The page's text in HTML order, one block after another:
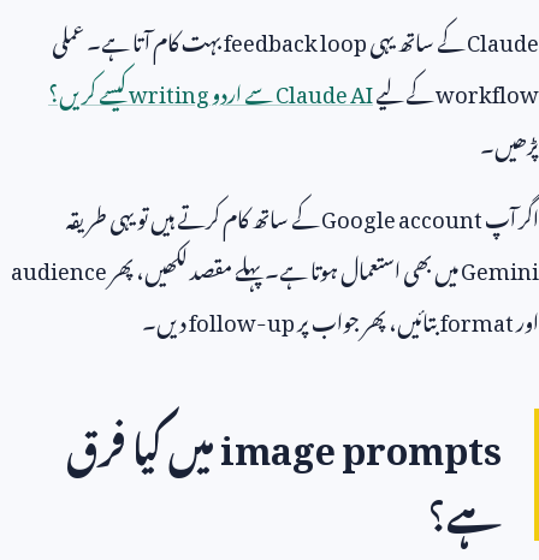
Claudeکے ساتھ یہیfeedback loopبہت کام آتا ہے۔ عملی
workflowکے لیےClaude AIسے اردوwritingکیسے کریں؟
پڑھیں۔
اگر آپGoogle accountکے ساتھ کام کرتے ہیں تو یہی طریقہ
Geminiمیں بھی استعمال ہوتا ہے۔ پہلے مقصد لکھیں، پھرaudience
اورformatبتائیں، پھر جواب پرfollow-upدیں۔
image promptsمیں کیا فرق
ہے؟